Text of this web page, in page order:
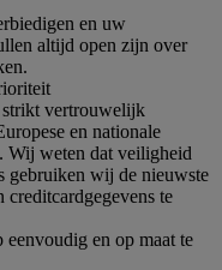
en uw
altijd open zijn over
strikt vertrouwelijk
en nationale
Wij weten dat veiligheid
gebruiken wij de nieuwste
creditcardgegevens te
en op maat te